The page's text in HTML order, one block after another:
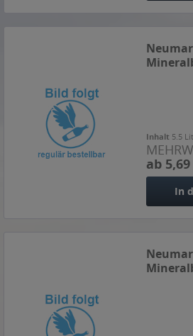
Inhalt 5.5
ab
In